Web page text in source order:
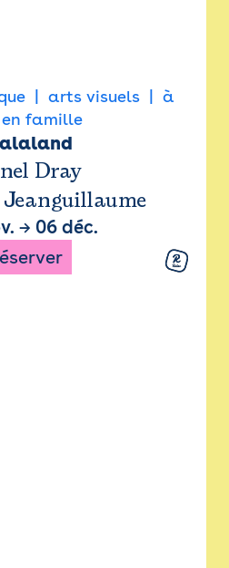
arts visuels
à
famille
Dray
Jeanguillaume
→ 06 déc.